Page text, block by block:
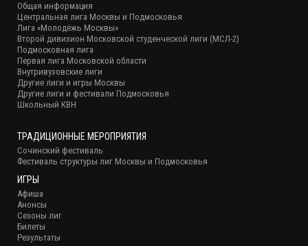
Общая информация
Центральная лига Москвы и Подмосковья
Лига «Молодёжь Москвы»
Второй дивизион Московской студенческой лиги (МСЛ-2)
Подмосковная лига
Первая лига Московской области
Внутривузовские лиги
Другие лиги и игры Москвы
Другие лиги и фестивали Подмосковья
Школьный КВН
ТРАДИЦИОННЫЕ МЕРОПРИЯТИЯ
Сочинский фестиваль
Фестиваль структуры лиг Москвы и Подмосковья
ИГРЫ
Афиша
Анонсы
Сезоны лиг
Билеты
Результаты